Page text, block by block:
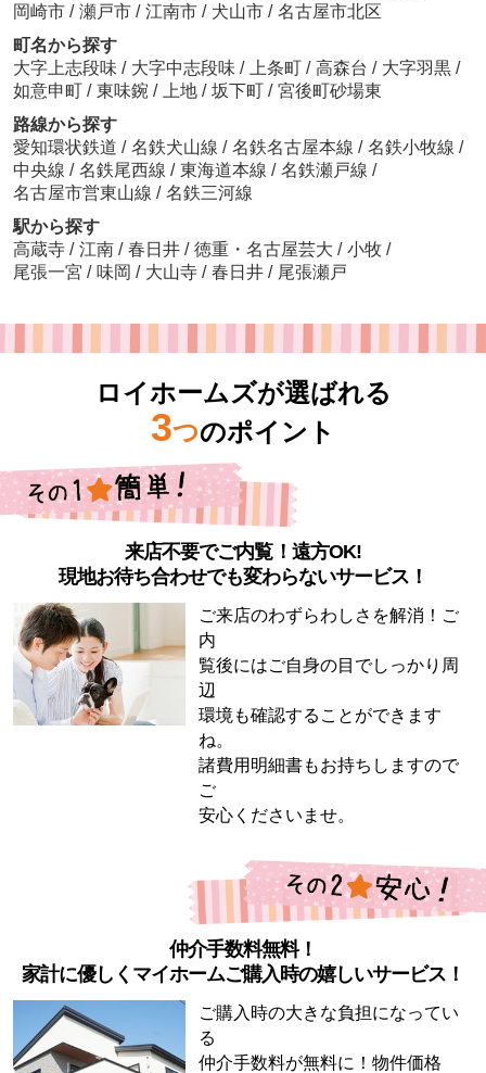
岡崎市 / 瀬戸市 / 江南市 / 犬山市 / 名古屋市北区
町名から探す
大字上志段味 / 大字中志段味 / 上条町 / 高森台 / 大字羽黒 /
如意申町 / 東味鋺 / 上地 / 坂下町 / 宮後町砂場東
路線から探す
愛知環状鉄道 / 名鉄犬山線 / 名鉄名古屋本線 / 名鉄小牧線 /
中央線 / 名鉄尾西線 / 東海道本線 / 名鉄瀬戸線 /
名古屋市営東山線 / 名鉄三河線
駅から探す
高蔵寺 / 江南 / 春日井 / 徳重・名古屋芸大 / 小牧 /
尾張一宮 / 味岡 / 大山寺 / 春日井 / 尾張瀬戸
ロイホームズが選ばれる
3つのポイント
来店不要でご内覧！遠方OK!
現地お待ち合わせでも変わらないサービス！
ご来店のわずらわしさを解消！ご
内
覧後にはご自身の目でしっかり周
辺
環境も確認することができます
ね。
諸費用明細書もお持ちしますので
ご
安心くださいませ。
仲介手数料無料！
家計に優しくマイホームご購入時の嬉しいサービス！
ご購入時の大きな負担になってい
る
仲介手数料が無料に！物件価格